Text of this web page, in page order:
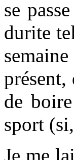
se
durite
de
sport
Je me